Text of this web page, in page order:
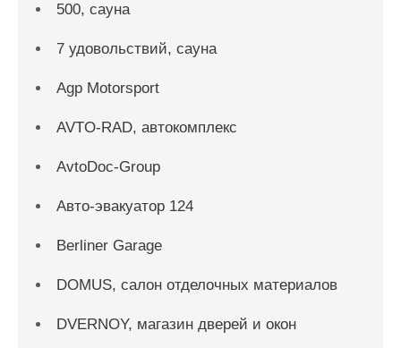
500, сауна
7 удовольствий, сауна
Agp Motorsport
AVTO-RAD, автокомплекс
AvtoDoc-Group
Aвто-эвакуатор 124
Berliner Garage
DOMUS, салон отделочных материалов
DVERNOY, магазин дверей и окон